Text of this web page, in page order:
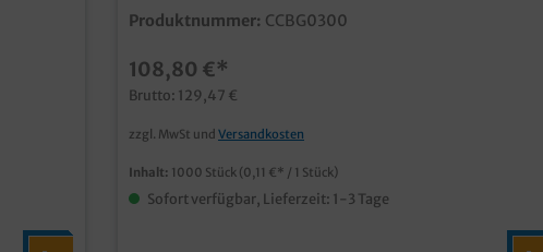
Produktnummer: CCBG0300
108,80 €*
Brutto: 129,47 €
zzgl. MwSt und Versandkosten
Inhalt: 1000 Stück (0,11 €* / 1 Stück)
Sofort verfügbar, Lieferzeit: 1-3 Tage